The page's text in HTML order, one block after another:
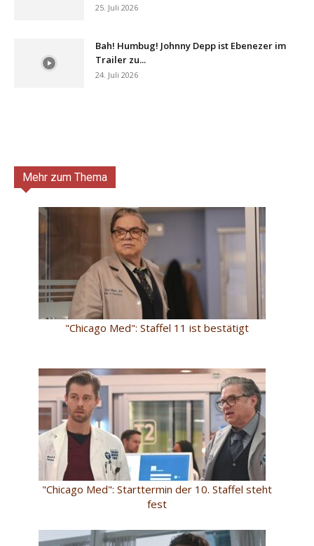
25. Juli 2026
Bah! Humbug! Johnny Depp ist Ebenezer im
Trailer zu...
24. Juli 2026
Mehr zum Thema
"Chicago Med": Staffel 11 ist bestätigt
"Chicago Med": Starttermin der 10. Staffel steht
fest